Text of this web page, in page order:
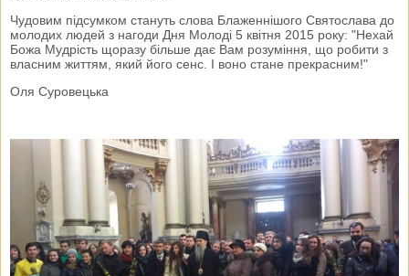
Чудовим підсумком стануть слова Блаженнішого Святослава до
молодих людей з нагоди Дня Молоді 5 квітня 2015 року: "Нехай
Божа Мудрість щоразу більше дає Вам розуміння, що робити з
власним життям, який його сенс. І воно стане прекрасним!"
Оля Суровецька